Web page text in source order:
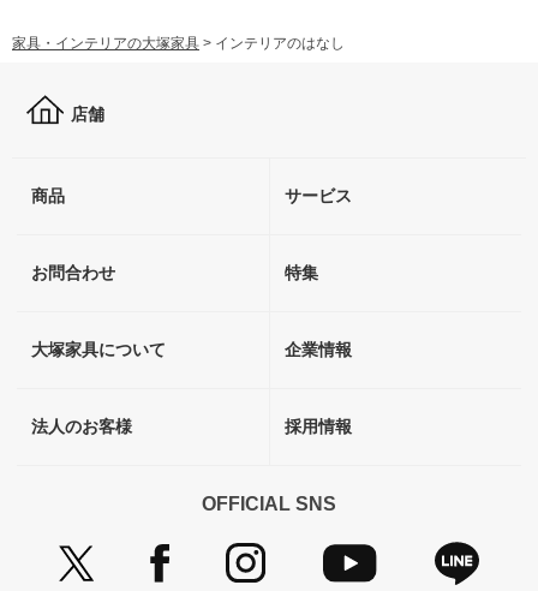
家具・インテリアの大塚家具 > インテリアのはなし
店舗
商品 サービス
お問合わせ 特集
大塚家具について 企業情報
法人のお客様 採用情報
OFFICIAL SNS